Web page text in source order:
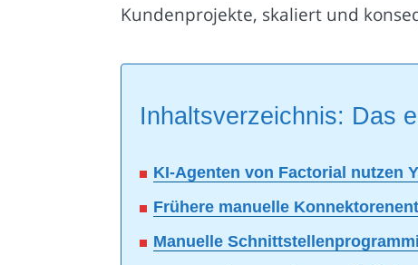
Kundenprojekte, skaliert und
Inhaltsverzeichnis: Das
KI-Agenten von Factorial nutzen
Frühere manuelle
Manuelle